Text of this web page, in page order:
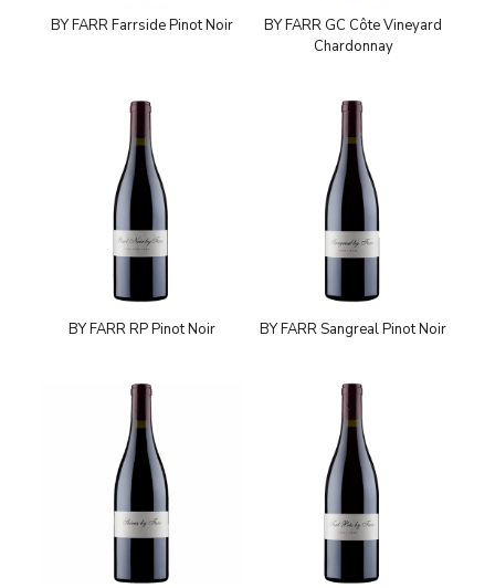
BY FARR Farrside Pinot Noir
BY FARR GC Côte Vineyard
Chardonnay
BY FARR RP Pinot Noir BY FARR Sangreal Pinot Noir